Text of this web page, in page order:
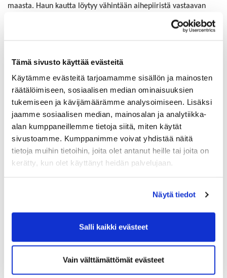
Tämä sivusto käyttää evästeitä
Käytämme evästeitä tarjoamamme sisällön ja mainosten
räätälöimiseen, sosiaalisen median ominaisuuksien
tukemiseen ja kävijämäärämme analysoimiseen. Lisäksi
jaamme sosiaalisen median, mainosalan ja analytiikka-
alan kumppaneillemme tietoja siitä, miten käytät
sivustoamme. Kumppanimme voivat yhdistää näitä
tietoja muihin tietoihin, joita olet antanut heille tai joita on
kerätty, kun olet käyttänyt heidän palvelujaan.
Näytä tiedot
Salli kaikki evästeet
Vain välttämättömät evästeet
maasta. Haun kautta löytyy vähintään aihepiiristä vastaavan
tietoa voi olla saatavilla englanniksi tai vain kohdemaan kielellä.
tietoa EU-säädösten täytäntöönpanosta, eri maiden
kansallisesta lainsäädännöstä ja tarjoaa yleistä lakineuvontaa
kansainvälisissä kysymyksissä.
Enterprise Europe Networkin neuvontapalvelu on maksuton ja
avoin kaikille Suomessa toimiville pk-yrityksille.
Lakineuvonnassa ei laadita asiakirjoja eikä korvata
lakiasiaintoimistojen tai muiden vastaavien palveluita.Tutustu
kaikkiin kansainvälistymispalveluihimme – me autamme >>
Neuvontapalvelu on maksuton Riihimäen-
Hyvinkään kauppakamarin jäsenille